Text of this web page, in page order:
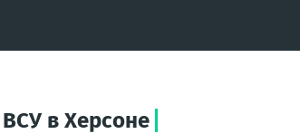
в Херсоне